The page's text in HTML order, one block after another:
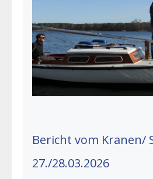
Bericht vom Kranen/
27./28.03.2026